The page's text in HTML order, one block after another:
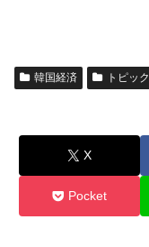
韓国経済 トピック
X
Pocket